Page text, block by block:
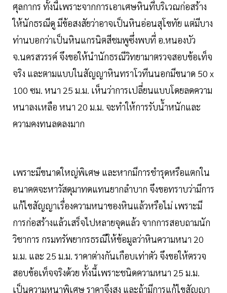
ศุลกากร ทั้งนี้เพราะจากการเอาเศษหินที่บริเวณก่อสร้าง
ให้นักธรณีดู มีข้อสงสัยว่าอาจเป็นหินอ่อนสุโขทัย แต่มีบาง
ท่านบอกว่าเป็นหินแกรนิตสีชมพูซึ่งพบที่ อ.หนองบัว
จ.นครสวรรค์ จึงขอให้นำนักธรณีวิทยามาตรวจสอบข้อเท็จ
จริง และตามแบบในสัญญาหินทราโวทีนนอกมีขนาด 50 x
100 ซม. หนา 25 ม.ม. เห็นว่าการเปลี่ยนแบบโดยลดความ
หนาลงเหลือ หนา 20 ม.ม. จะทำให้การรับน้ำหนักและ
ความคงทนลดลงมาก
เพราะมีขนาดใหญ่พิเศษ และหากมีการชำรุดหรือแตกใน
อนาคตจะหาวัสดุมาทดแทนยากลำบาก จึงขอทราบว่ามีการ
แก้ไขสัญญาเรื่องความหนาของหินแล้วหรือไม่ เพราะมี
การก่อสร้างแล้วเสร็จไปหลายจุดแล้ว จากการสอบถามนัก
วิชาการ กรมทรัพยากรธรณีให้ข้อมูลว่าหินความหนา 20
ม.ม. และ 25 ม.ม. ราคาต่างกันเกือบเท่าตัว จึงขอให้ตรวจ
สอบข้อเท็จจริงด้วย ทั้งนี้เพราะชนิดความหนา 25 ม.ม.
เป็นความหนาพิเศษ ราคาจึงสูง และถ้ามีการแก้ไขสัญญา